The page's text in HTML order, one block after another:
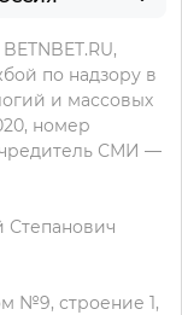
по надзору в
и массовых
номер
СМИ —
Степанович
№9, строение 1,